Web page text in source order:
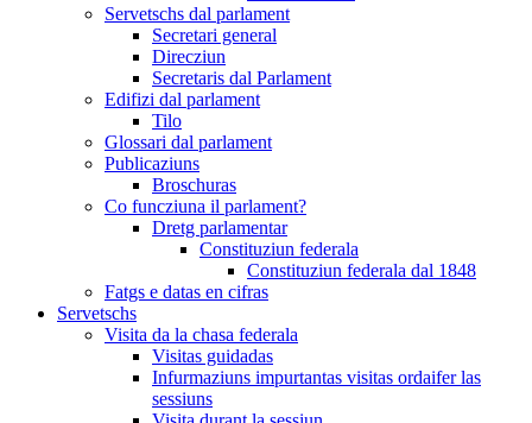
Servetschs dal parlament
Secretari general
Direcziun
Secretaris dal Parlament
Edifizi dal parlament
Tilo
Glossari dal parlament
Publicaziuns
Broschuras
Co funcziuna il parlament?
Dretg parlamentar
Constituziun federala
Constituziun federala dal 1848
Fatgs e datas en cifras
Servetschs
Visita da la chasa federala
Visitas guidadas
Infurmaziuns impurtantas visitas ordaifer las
sessiuns